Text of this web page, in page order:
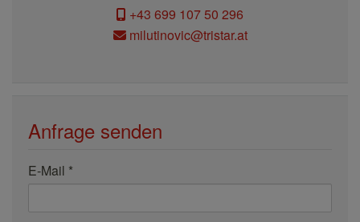
+43 699 107 50 296
milutinovic@tristar.at
Anfrage senden
E-Mail